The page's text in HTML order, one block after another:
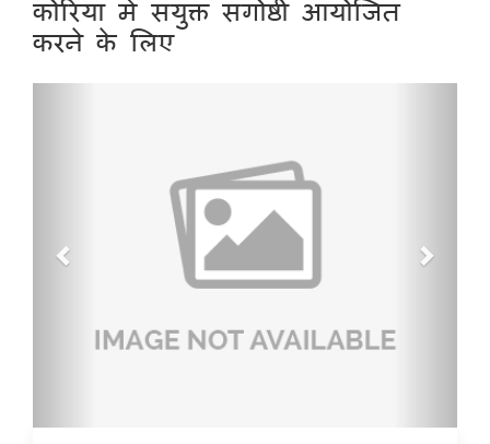
कोरिया में संयुक्त संगोष्ठी आयोजित
करने के लिए